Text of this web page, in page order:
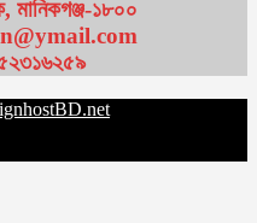
মানিকগঞ্জ-১৮০০